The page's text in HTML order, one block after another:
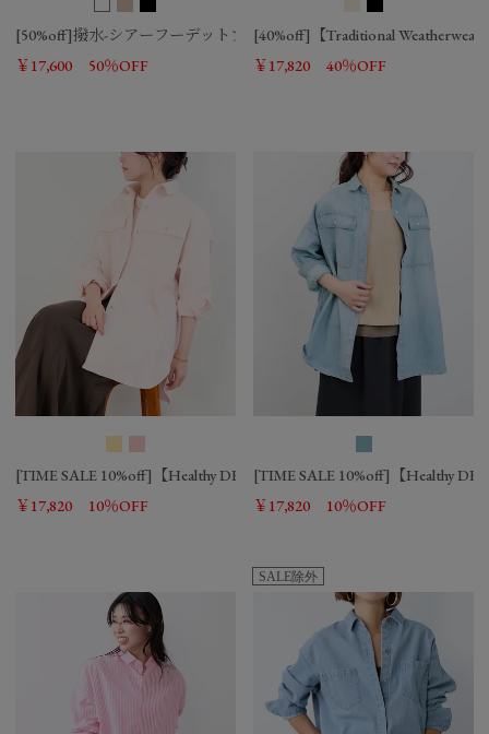
[50%off]撥水-シアーフーデットブルゾン
￥17,600
50％OFF
[40%off]【Traditional
￥17,820
40％OFF
[TIME SALE 10%off]【Healthy DENIM】デニムビッグシャツ-Almond/
￥17,820
10％OFF
[TIME SALE 10%off]【Healthy
￥17,820
10％OFF
SALE除外